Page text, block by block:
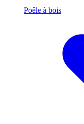
Poêle à bois